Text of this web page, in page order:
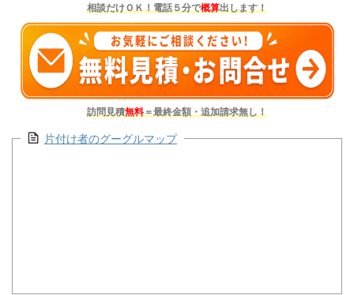
相談だけＯＫ！電話５分で概算出します！
訪問見積無料 ＝最終金額・追加請求無し！
片付け者のグーグルマップ